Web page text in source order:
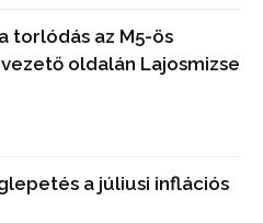
torlódás az M5-ös
oldalán Lajosmizse
a júliusi inflációs